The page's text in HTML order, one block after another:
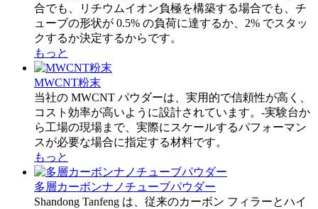
合でも、リチウムイオン負極を構築する場合でも、チ
ューブの形状が 0.5% の負荷に達するか、2% でスタッ
クするか決定するからです。
もっと
MWCNT粉末
当社の MWCNT パウダーは、実用的で信頼性が高く、
コスト効率が高いように設計されています。-実験台か
ら工場の現場まで、実際にスケールするパフォーマン
スが必要な場合に指定する材料です。
もっと
多層カーボンナノチューブパウダー
Shandong Tanfeng は、従来のカーボン フィラーとハイ